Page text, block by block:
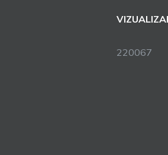
220067